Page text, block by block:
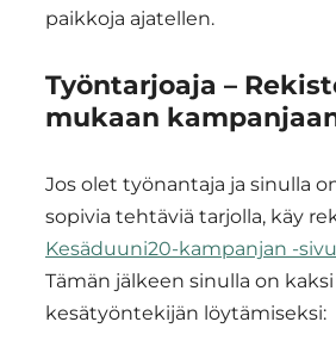
paikkoja ajatellen.
Työntarjoaja –
mukaan
Jos olet työnantaja ja sinulla
sopivia tehtäviä tarjolla, käy
Kesäduuni20-kampanjan -
Tämän jälkeen sinulla on
kesätyöntekijän löytämiseksi: